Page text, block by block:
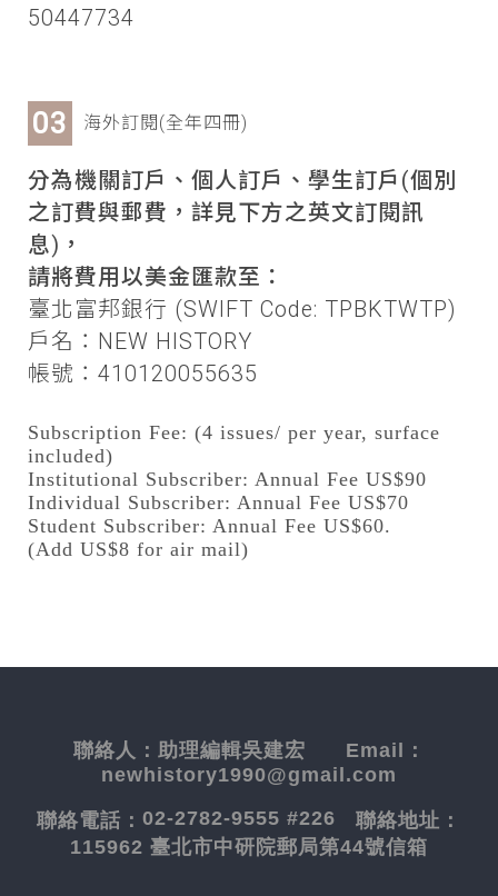
50447734
海外訂閱(全年四冊)
分為機關訂戶、個人訂戶、學生訂戶(個別
之訂費與郵費，詳見下方之英文訂閱訊
息)，
請將費用以美金匯款至：
臺北富邦銀行 (SWIFT Code: TPBKTWTP)
戶名：NEW HISTORY
帳號：410120055635
Subscription Fee: (4 issues/ per year, surface
included)
Institutional Subscriber: Annual Fee US$90
Individual Subscriber: Annual Fee US$70
Student Subscriber: Annual Fee US$60.
(Add US$8 for air mail)
聯絡人： 助理編輯吳建宏 Email：
newhistory1990@gmail.com
聯絡電話： 02-2782-9555 #226 聯絡地址：
115962 臺北市中研院郵局第44號信箱